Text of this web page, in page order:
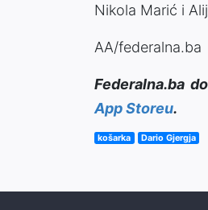
Nikola Marić i
AA/federalna.ba
Federalna.ba
App Storeu.
košarka Dario Gjergja